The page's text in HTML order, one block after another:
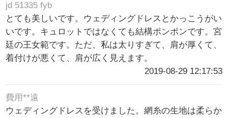
jd 51335 fyb
とても美しいです。ウェディングドレスとかっこうがい
いです。キュロットではなくても結構ポンポンです。宮
廷の王女範です。ただ、私は太りすぎて、肩が厚くて、
着付けが悪くて、肩が広く見えます。
2019-08-29 12:17:53
費用**遠
ウェディングドレスを受けました。網糸の生地は柔らか